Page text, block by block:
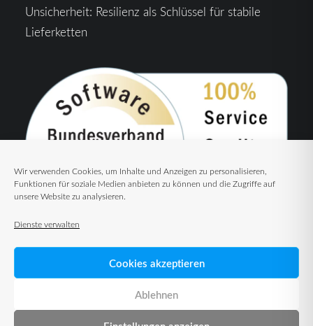
Wir verwenden Cookies, um Inhalte und Anzeigen zu personalisieren,
Funktionen für soziale Medien anbieten zu können und die Zugriffe auf
unsere Website zu analysieren.
Dienste verwalten
Cookies akzeptieren
Ablehnen
Unsicherheit: Resilienz als Schlüssel für stabile
Lieferketten